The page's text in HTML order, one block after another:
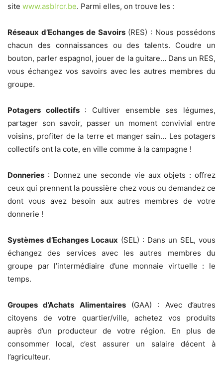
site www.asblrcr.be. Parmi elles, on trouve les :
Réseaux d’Echanges de Savoirs(RES) : Nous possédons
chacun des connaissances ou des talents. Coudre un
bouton, parler espagnol, jouer de la guitare… Dans un RES,
vous échangez vos savoirs avec les autres membres du
groupe.
Potagers collectifs: Cultiver ensemble ses légumes,
partager son savoir, passer un moment convivial entre
voisins, profiter de la terre et manger sain… Les potagers
collectifs ont la cote, en ville comme à la campagne !
Donneries : Donnez une seconde vie aux objets : offrez
ceux qui prennent la poussière chez vous ou demandez ce
dont vous avez besoin aux autres membres de votre
donnerie !
Systèmes d’Echanges Locaux (SEL) : Dans un SEL, vous
échangez des services avec les autres membres du
groupe par l’intermédiaire d’une monnaie virtuelle : le
temps.
Groupes d’Achats Alimentaires(GAA) : Avec d’autres
citoyens de votre quartier/ville, achetez vos produits
auprès d’un producteur de votre région. En plus de
consommer local, c’est assurer un salaire décent à
l’agriculteur.